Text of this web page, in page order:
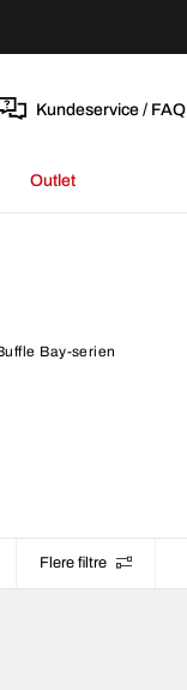
Kundeservice / FAQ
Outlet
Bay-serien
Flere filtre